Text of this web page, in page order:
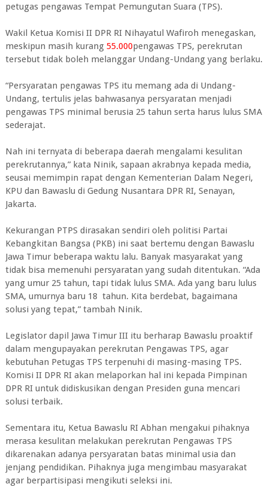
petugas pengawas Tempat Pemungutan Suara (TPS).
Wakil Ketua Komisi II DPR RI Nihayatul Wafiroh menegaskan,
meskipun masih kurang 55.000pengawas TPS, perekrutan
tersebut tidak boleh melanggar Undang-Undang yang berlaku.
“Persyaratan pengawas TPS itu memang ada di Undang-
Undang, tertulis jelas bahwasanya persyaratan menjadi
pengawas TPS minimal berusia 25 tahun serta harus lulus SMA
sederajat.
Nah ini ternyata di beberapa daerah mengalami kesulitan
perekrutannya,” kata Ninik, sapaan akrabnya kepada media,
seusai memimpin rapat dengan Kementerian Dalam Negeri,
KPU dan Bawaslu di Gedung Nusantara DPR RI, Senayan,
Jakarta.
Kekurangan PTPS dirasakan sendiri oleh politisi Partai
Kebangkitan Bangsa (PKB) ini saat bertemu dengan Bawaslu
Jawa Timur beberapa waktu lalu. Banyak masyarakat yang
tidak bisa memenuhi persyaratan yang sudah ditentukan. “Ada
yang umur 25 tahun, tapi tidak lulus SMA. Ada yang baru lulus
SMA, umurnya baru 18 tahun. Kita berdebat, bagaimana
solusi yang tepat,” tambah Ninik.
Legislator dapil Jawa Timur III itu berharap Bawaslu proaktif
dalam mengupayakan perekrutan Pengawas TPS, agar
kebutuhan Petugas TPS terpenuhi di masing-masing TPS.
Komisi II DPR RI akan melaporkan hal ini kepada Pimpinan
DPR RI untuk didiskusikan dengan Presiden guna mencari
solusi terbaik.
Sementara itu, Ketua Bawaslu RI Abhan mengakui pihaknya
merasa kesulitan melakukan perekrutan Pengawas TPS
dikarenakan adanya persyaratan batas minimal usia dan
jenjang pendidikan. Pihaknya juga mengimbau masyarakat
agar berpartisipasi mengikuti seleksi ini.